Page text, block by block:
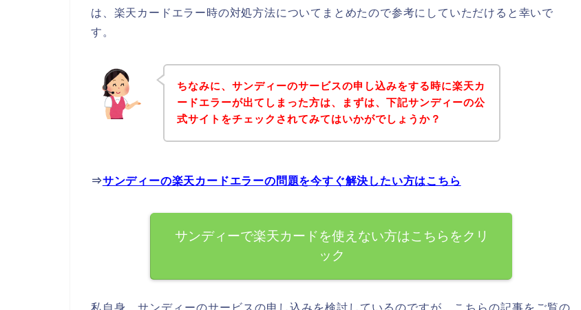
は、楽天カードエラー時の対処方法についてまとめたので参考にしていただけると幸いで
す。
ちなみに、サンディーのサービスの申し込みをする時に楽天カ
ードエラーが出てしまった方は、まずは、下記サンディーの公
式サイトをチェックされてみてはいかがでしょうか？
⇒サンディーの楽天カードエラーの問題を今すぐ解決したい方はこちら
サンディーで楽天カードを使えない方はこちらをクリ
ック
私自身、サンディーのサービスの申し込みを検討しているのですが、こちらの記事をご覧の